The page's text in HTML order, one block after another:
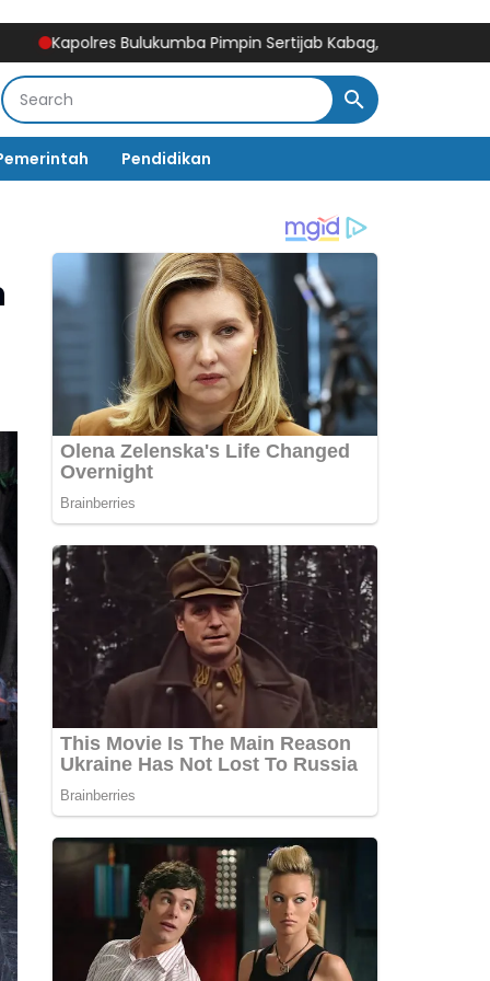
Bulukumba Pimpin Sertijab Kabag, Kasat, Kapolsek,
Pendidikan